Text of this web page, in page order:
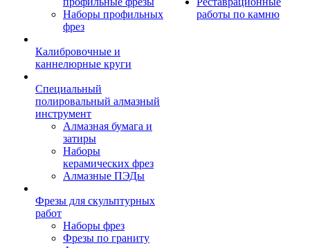
Наборы профильных
фрез
Калибровочные и
каннелюрные круги
Специальный
полировальный алмазный
инструмент
Алмазная бумага и
затиры
Наборы
керамических фрез
Алмазные ПЭДы
Фрезы для скульптурных
работ
Наборы фрез
Фрезы по граниту
работы по камню